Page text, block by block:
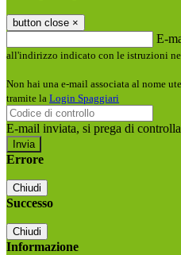
button close ×
E-
all'indirizzo indicato con le istruzioni
Non hai una e-mail associata al nome
tramite la Login Spaggiari
E-mail inviata, si prega di
Errore
Chiudi
Successo
Chiudi
Informazione